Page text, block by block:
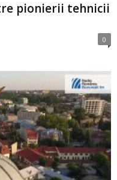
pionierii tehnicii
0